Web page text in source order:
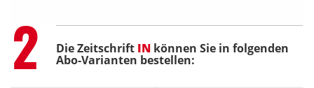
Step
2 Die Zeitschrift IN können Sie in folgenden
Abo-Varianten bestellen: